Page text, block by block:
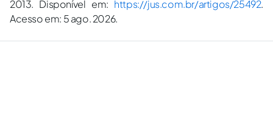
2013. Disponível em: https://jus.com.br/artigos/25492.
Acesso em: 5 ago. 2026.